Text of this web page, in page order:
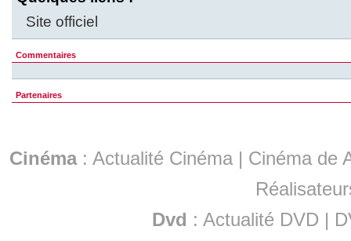
Site officiel
Commentaires
Partenaires
Cinéma: Actualité Cinéma | Cinéma de
Dvd : Actualité DVD |